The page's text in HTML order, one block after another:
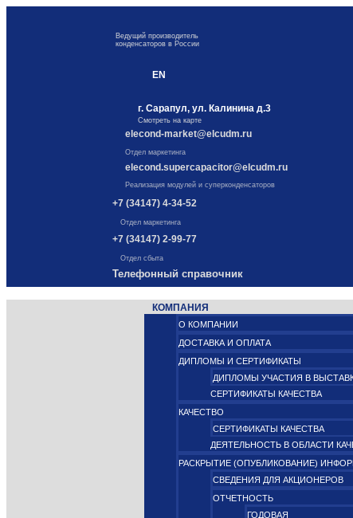
Ведущий производитель
конденсаторов в России
EN
г. Сарапул, ул. Калинина д.3
Смотреть на карте
elecond-market@elcudm.ru
Отдел маркетинга
elecond.supercapacitor@elcudm.ru
Реализация модулей и суперконденсаторов
+7 (34147) 4-34-52
Отдел маркетинга
+7 (34147) 2-99-77
Отдел сбыта
Телефонный справочник
КОМПАНИЯ
О КОМПАНИИ
ДОСТАВКА И ОПЛАТА
ДИПЛОМЫ И СЕРТИФИКАТЫ
ДИПЛОМЫ УЧАСТИЯ В
СЕРТИФИКАТЫ КАЧЕСТВА
КАЧЕСТВО
СЕРТИФИКАТЫ КАЧЕСТВА
ДЕЯТЕЛЬНОСТЬ В ОБЛАСТИ
РАСКРЫТИЕ (ОПУБЛИКОВАНИЕ)
СВЕДЕНИЯ ДЛЯ АКЦИОНЕРОВ
ОТЧЕТНОСТЬ
ГОДОВАЯ